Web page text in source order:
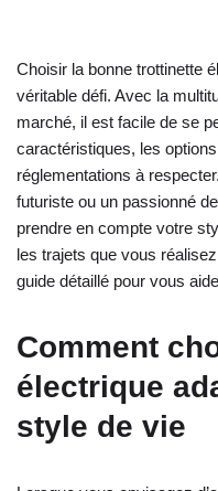
Choisir la bonne trottinette
véritable défi. Avec la
marché, il est facile de se
caractéristiques, les
réglementations à
futuriste ou un passionné
prendre en compte votre
les trajets que vous
guide détaillé pour vous
Comment
électrique
style de vie